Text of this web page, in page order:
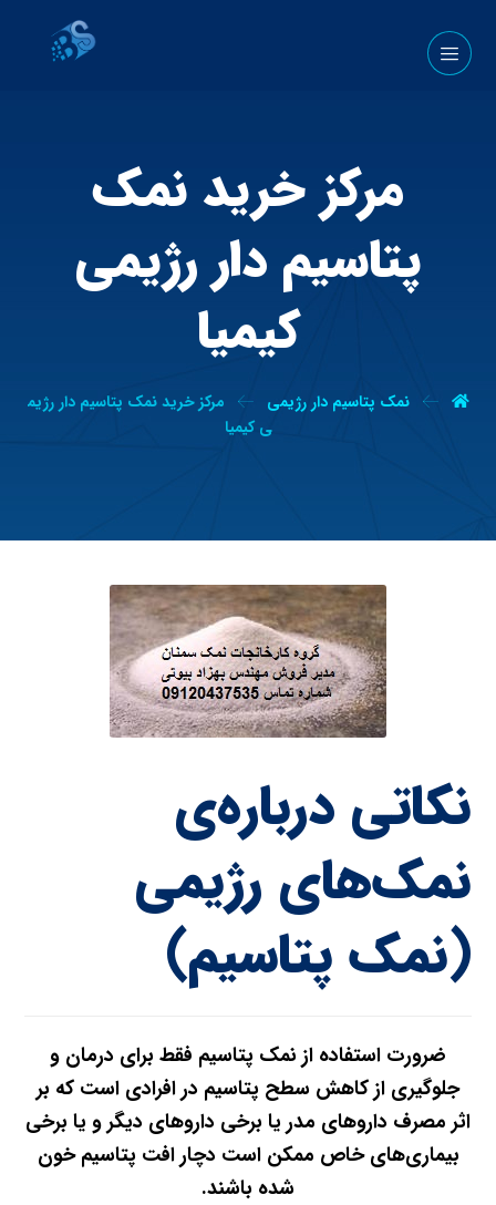
مرکز خرید نمک
پتاسیم دار رژیمی
کیمیا
نمک پتاسیم دار رژیمی
مرکز خرید نمک پتاسیم دار رژیم
ی کیمیا
نکاتی درباره‌ی
نمک‌های رژیمی
(نمک پتاسیم)
ضرورت استفاده از نمک پتاسیم فقط برای درمان و
جلوگیری از کاهش سطح پتاسیم در افرادی است که بر
اثر مصرف داروهای مدر یا برخی داروهای دیگر و یا برخی
بیماری‌های خاص ممکن است دچار افت پتاسیم خون
شده باشند.